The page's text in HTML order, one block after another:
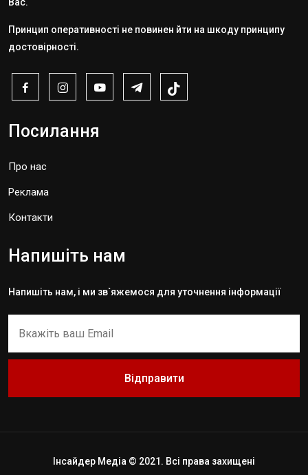
Принцип оперативності не повинен йти на шкоду принципу
достовірності.
Посилання
Про нас
Реклама
Контакти
Напишіть нам
Напишіть нам, і ми зв`яжемося для уточнення інформації
Відправити
Інсайдер Медіа © 2021. Всі права захищені